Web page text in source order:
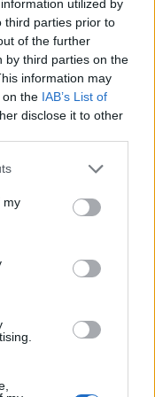
utilized by
third parties prior to
of the further
by third parties on the
information may
on the IAB’s List of
disclose it to other
my